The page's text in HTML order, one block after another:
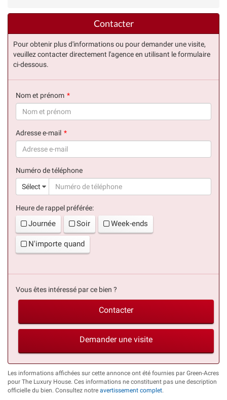
Contacter
Pour obtenir plus d'informations ou pour demander une visite,
veuillez contacter directement l'agence en utilisant le formulaire
ci-dessous.
Nom et prénom
Adresse e-mail
Numéro de téléphone
Sélect
Heure de rappel préférée:
Journée Soir Week-ends
N'importe quand
Vous êtes intéressé par ce bien ?
Contacter
Demander une visite
Les informations affichées sur cette annonce ont été fournies par Green-Acres
pour The Luxury House. Ces informations ne constituent pas une description
officielle du bien. Consultez notre avertissement complet